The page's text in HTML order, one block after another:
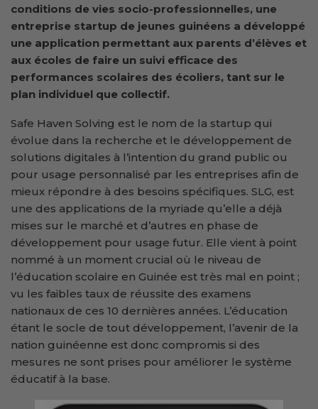
conditions de vies socio-professionnelles, une
entreprise startup de jeunes guinéens a développé
une application permettant aux parents d’élèves et
aux écoles de faire un suivi efficace des
performances scolaires des écoliers, tant sur le
plan individuel que collectif.
Safe Haven Solving est le nom de la startup qui
évolue dans la recherche et le développement de
solutions digitales à l’intention du grand public ou
pour usage personnalisé par les entreprises afin de
mieux répondre à des besoins spécifiques. SLG, est
une des applications de la myriade qu’elle a déjà
mises sur le marché et d’autres en phase de
développement pour usage futur. Elle vient à point
nommé à un moment crucial où le niveau de
l’éducation scolaire en Guinée est très mal en point ;
vu les faibles taux de réussite des examens
nationaux de ces 10 dernières années. L’éducation
étant le socle de tout développement, l’avenir de la
nation guinéenne est donc compromis si des
mesures ne sont prises pour améliorer le système
éducatif à la base.